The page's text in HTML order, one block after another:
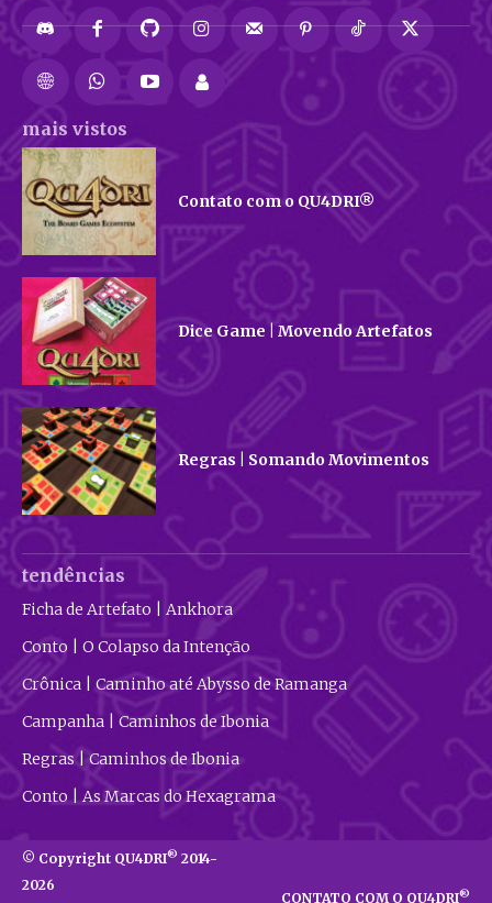
mais vistos
Contato com o QU4DRI®
Dice Game | Movendo Artefatos
Regras | Somando Movimentos
tendências
Ficha de Artefato | Ankhora
Conto | O Colapso da Intenção
Crônica | Caminho até Abysso de Ramanga
Campanha | Caminhos de Ibonia
Regras | Caminhos de Ibonia
Conto | As Marcas do Hexagrama
© Copyright QU4DRI® 2014-
2026
CONTATO COM O QU4DRI®